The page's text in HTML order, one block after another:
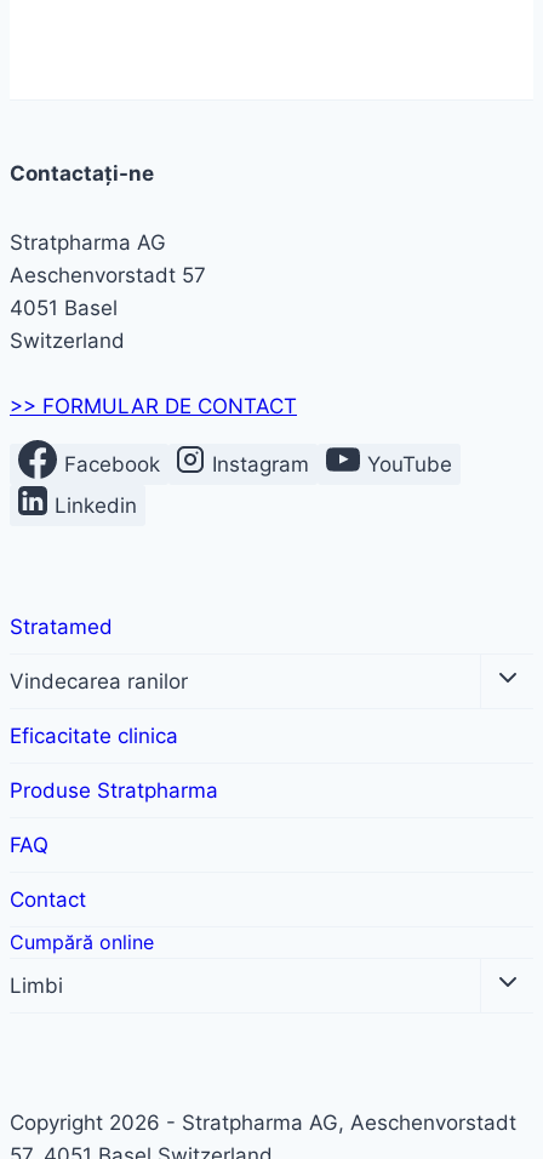
Contactați-ne
Stratpharma AG
Aeschenvorstadt 57
4051 Basel
Switzerland
>> FORMULAR DE CONTACT
Facebook Instagram
YouTube
Linkedin
Stratamed
Vindecarea ranilor
Toggle
Eficacitate clinica
Produse Stratpharma
FAQ
Contact
Limbi
Toggle
Copyright 2026 - Stratpharma AG, Aeschenvorstadt